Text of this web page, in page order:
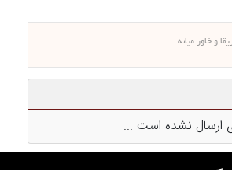
و خاور میانه
ارسال نشده است ...